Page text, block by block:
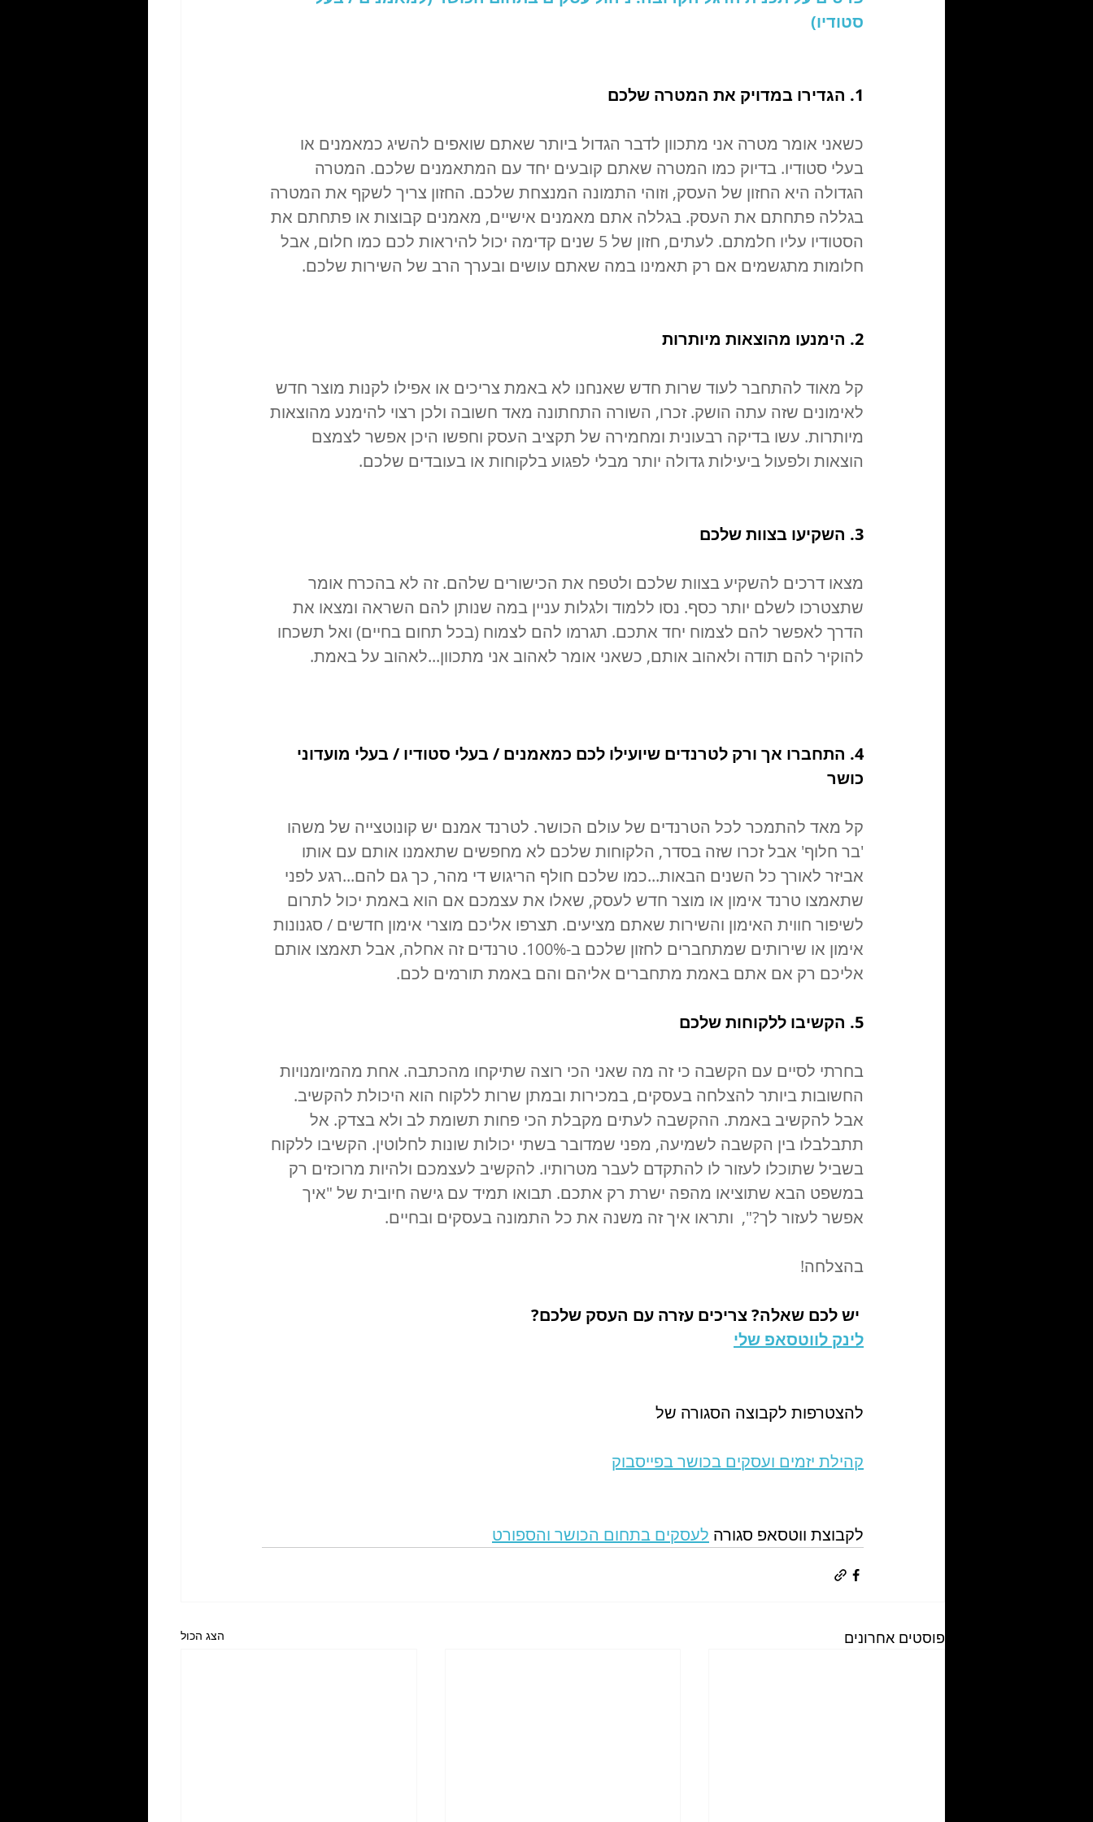
סטודיו)
1. הגדירו במדויק את המטרה שלכם
כשאני אומר מטרה אני מתכוון לדבר הגדול ביותר שאתם שואפים להשיג כמאמנים או
בעלי סטודיו. בדיוק כמו המטרה שאתם קובעים יחד עם המתאמנים שלכם. המטרה
הגדולה היא החזון של העסק, וזוהי התמונה המנצחת שלכם. החזון צריך לשקף את המטרה
בגללה פתחתם את העסק. בגללה אתם מאמנים אישיים, מאמנים קבוצות או פתחתם את
הסטודיו עליו חלמתם. לעתים, חזון של 5 שנים קדימה יכול להיראות לכם כמו חלום, אבל
חלומות מתגשמים אם רק תאמינו במה שאתם עושים ובערך הרב של השירות שלכם.
2. הימנעו מהוצאות מיותרות
קל מאוד להתחבר לעוד שרות חדש שאנחנו לא באמת צריכים או אפילו לקנות מוצר חדש
לאימונים שזה עתה הושק. זכרו, השורה התחתונה מאד חשובה ולכן רצוי להימנע מהוצאות
מיותרות. עשו בדיקה רבעונית ומחמירה של תקציב העסק וחפשו היכן אפשר לצמצם
הוצאות ולפעול ביעילות גדולה יותר מבלי לפגוע בלקוחות או בעובדים שלכם.
3. השקיעו בצוות שלכם
מצאו דרכים להשקיע בצוות שלכם ולטפח את הכישורים שלהם. זה לא בהכרח אומר
שתצטרכו לשלם יותר כסף. נסו ללמוד ולגלות עניין במה שנותן להם השראה ומצאו את
הדרך לאפשר להם לצמוח יחד אתכם. תגרמו להם לצמוח (בכל תחום בחיים) ואל תשכחו
להוקיר להם תודה ולאהוב אותם, כשאני אומר לאהוב אני מתכוון...לאהוב על באמת.
4. התחברו אך ורק לטרנדים שיועילו לכם כמאמנים / בעלי סטודיו / בעלי מועדוני
כושר
קל מאד להתמכר לכל הטרנדים של עולם הכושר. לטרנד אמנם יש קונוטצייה של משהו
'בר חלוף' אבל זכרו שזה בסדר, הלקוחות שלכם לא מחפשים שתאמנו אותם עם אותו
אביזר לאורך כל השנים הבאות...כמו שלכם חולף הריגוש די מהר, כך גם להם...רגע לפני
שתאמצו טרנד אימון או מוצר חדש לעסק, שאלו את עצמכם אם הוא באמת יכול לתרום
לשיפור חווית האימון והשירות שאתם מציעים. תצרפו אליכם מוצרי אימון חדשים / סגנונות
אימון או שירותים שמתחברים לחזון שלכם ב-100%. טרנדים זה אחלה, אבל תאמצו אותם
אליכם רק אם אתם באמת מתחברים אליהם והם באמת תורמים לכם.
5. הקשיבו ללקוחות שלכם
בחרתי לסיים עם הקשבה כי זה מה שאני הכי רוצה שתיקחו מהכתבה. אחת מהמיומנויות
החשובות ביותר להצלחה בעסקים, במכירות ובמתן שרות ללקוח הוא היכולת להקשיב.
אבל להקשיב באמת. ההקשבה לעתים מקבלת הכי פחות תשומת לב ולא בצדק. אל
תתבלבלו בין הקשבה לשמיעה, מפני שמדובר בשתי יכולות שונות לחלוטין. הקשיבו ללקוח
בשביל שתוכלו לעזור לו להתקדם לעבר מטרותיו. להקשיב לעצמכם ולהיות מרוכזים רק
במשפט הבא שתוציאו מהפה ישרת רק אתכם. תבואו תמיד עם גישה חיובית של "איך
אפשר לעזור לך?",  ותראו איך זה משנה את כל התמונה בעסקים ובחיים.
בהצלחה!
יש לכם שאלה? צריכים עזרה עם העסק שלכם?
לינק לווטסאפ שלי
להצטרפות לקבוצה הסגורה של
קהילת יזמים ועסקים בכושר בפייסבוק
לקבוצת ווטסאפ סגורה לעסקים בתחום הכושר והספורט
פוסטים אחרונים הצג הכול